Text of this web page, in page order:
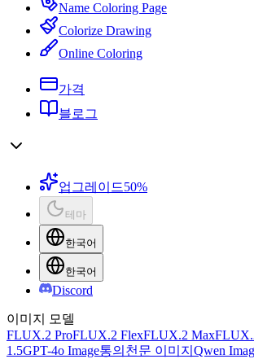
Name Coloring Page
Colorize Drawing
Online Coloring
가격
블로그
업그레이드50%
테마
한국어
한국어
Discord
이미지 모델
FLUX.2 ProFLUX.2 FlexFLUX.2 Max
1.5GPT-4o Image통의천문 이미지 Qwen